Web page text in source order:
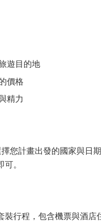
遊目的地
價格
精力
您計畫出發的國家與日
。
裝行程，包含機票與酒店